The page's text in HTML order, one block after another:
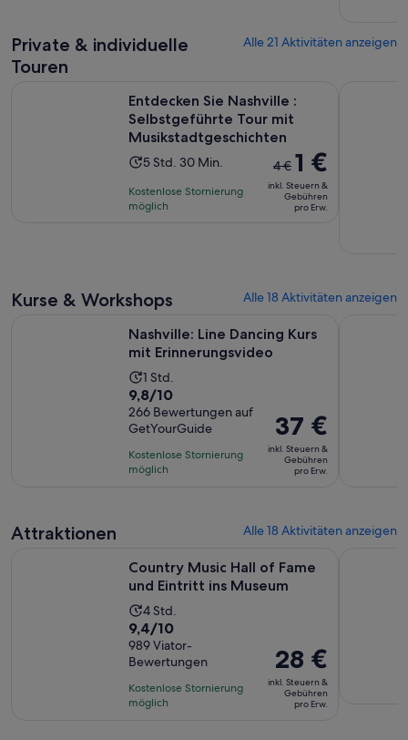
Private & individuelle
Touren
Alle 21 Aktivitäten anzeigen
Entdecken Sie Nashville :
Selbstgeführte Tour mit
Musikstadtgeschichten
Die
dauert
Minuten
5 Std. 30 Min.
Kostenlose Stornierung
möglich
Der
vorherige
Preis
war
aktuelle
beträgt
1 €
4 € 1 €
inkl. Steuern &
Gebühren
pro Erw.
Kurse & Workshops Alle 18 Aktivitäten anzeigen
Nashville: Line Dancing Kurs
mit Erinnerungsvideo
Die
Aktivität
dauert
1 Stunde
1 Std.
9.8
von
10,
basierend
auf
9,8/10
266 Bewertungen auf
GetYourGuide
Kostenlose Stornierung
möglich
Der
Preis
beträgt
37 €
37 €
inkl. Steuern &
Gebühren
pro Erw.
Attraktionen Alle 18 Aktivitäten anzeigen
Country Music Hall of Fame
und Eintritt ins Museum
Die
Aktivität
dauert
4
Stunden
4 Std.
9.4
von
10,
basierend
auf
9,4/10
989 Viator-
Bewertungen
Kostenlose Stornierung
möglich
Der
Preis
beträgt
28 €
28 €
inkl. Steuern &
Gebühren
pro Erw.